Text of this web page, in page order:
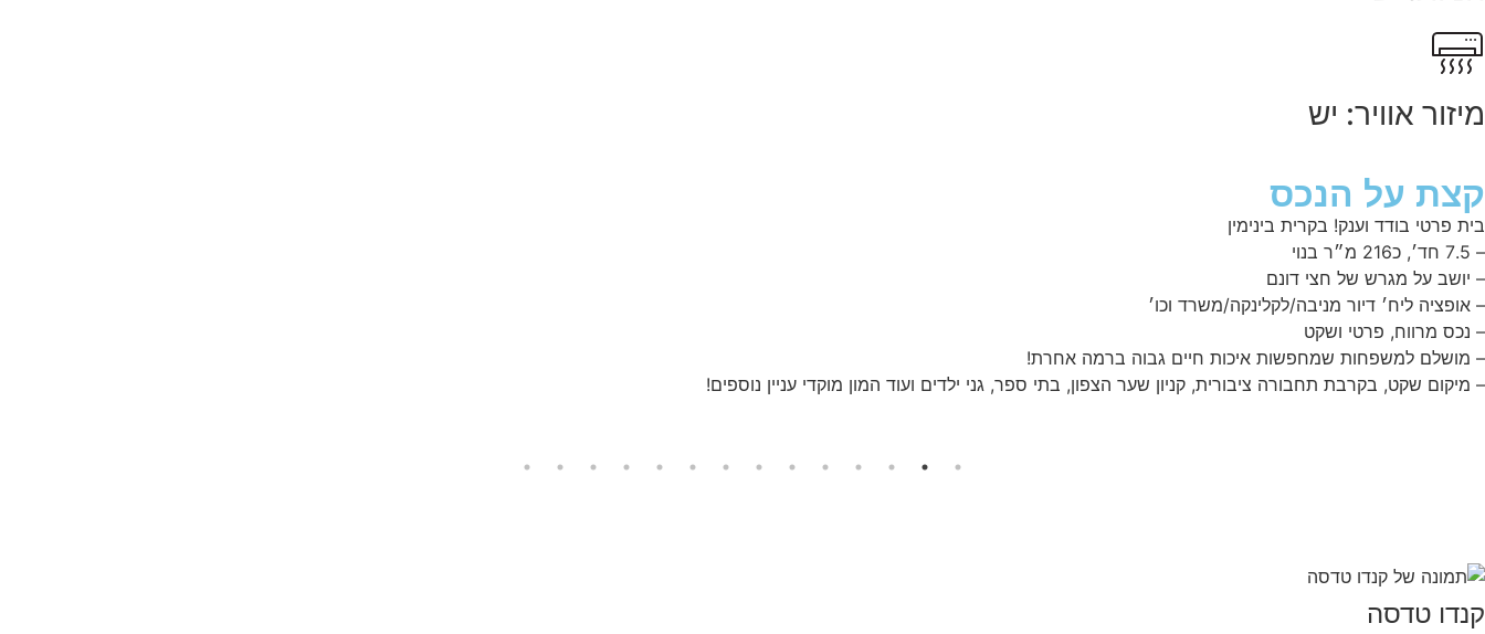
מיזור אוויר: יש
קצת על הנכס
בית פרטי בודד וענק! בקרית בינימין
– 7.5 חד׳, כ216 מ״ר בנוי
– יושב על מגרש של חצי דונם
– אופציה ליח׳ דיור מניבה/לקלינקה/משרד וכו׳
– נכס מרווח, פרטי ושקט
– מושלם למשפחות שמחפשות איכות חיים גבוה ברמה אחרת!
– מיקום שקט, בקרבת תחבורה ציבורית, קניון שער הצפון, בתי ספר, גני ילדים ועוד המון מוקדי עניין נוספים!
קנדו טדסה